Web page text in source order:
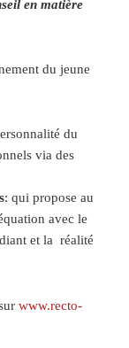
en matière
du jeune
du
via des
: qui propose au
avec le
et la réalité
www.recto-